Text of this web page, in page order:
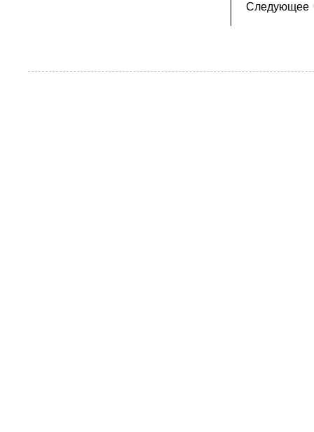
Следующее